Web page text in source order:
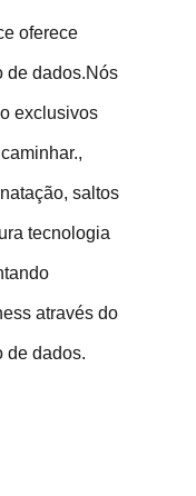
oferece
de dados.Nós
exclusivos
saltos
tecnologia
através do
de dados.